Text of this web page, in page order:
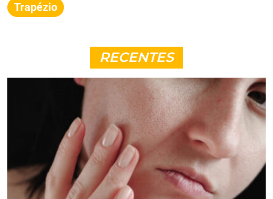
Trapézio
RECENTES